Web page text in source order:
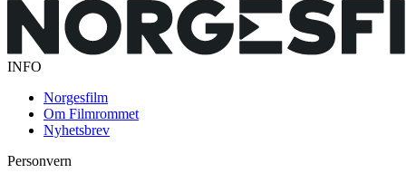
INFO
Norgesfilm
Om Filmrommet
Nyhetsbrev
Personvern